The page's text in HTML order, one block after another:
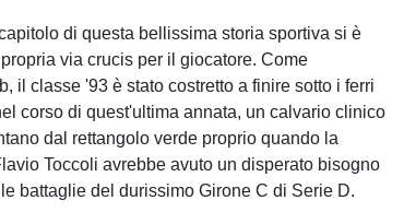
di questa bellissima storia sportiva si è
via crucis per il giocatore. Come
il classe '93 è stato costretto a finire sotto i ferri
corso di quest'ultima annata, un calvario clinico
dal rettangolo verde proprio quando la
Toccoli avrebbe avuto un disperato bisogno
battaglie del durissimo Girone C di Serie D.